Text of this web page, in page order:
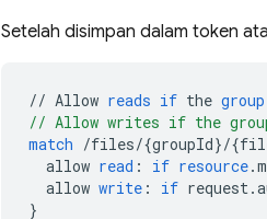
Setelah disimpan dalam token
// Allow reads if the group
// Allow writes if the
match /files/{groupId}/{
allow read : if resource.
allow write : if request.
}